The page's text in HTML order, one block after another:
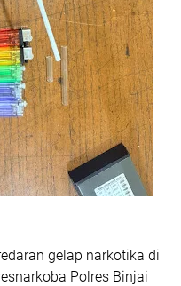
gelap narkotika di
Polres Binjai